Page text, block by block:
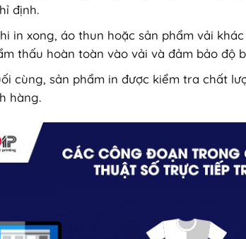
định.
in xong, áo thun hoặc sản phẩm vải
thấu hoàn toàn vào vải và đảm bảo độ
cùng, sản phẩm in được kiểm tra chất
hàng.